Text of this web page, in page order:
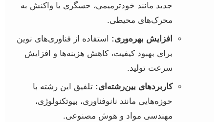
جدید مانند خودترمیمی، حسگری یا واکنش به
محرک‌های محیطی.
افزایش بهره‌وری: استفاده از فناوری‌های نوین
برای بهبود کیفیت، کاهش هزینه‌ها و افزایش
سرعت تولید.
کاربردهای بین‌رشته‌ای: تلفیق این رشته با
حوزه‌هایی مانند نانوفناوری، بیوتکنولوژی،
مهندسی مواد و هوش مصنوعی.